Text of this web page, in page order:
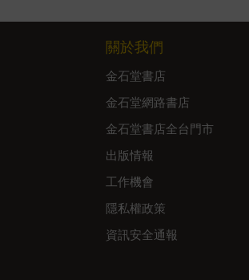
關於我們
金石堂書店
金石堂網路書店
金石堂書店全台門市
出版情報
工作機會
隱私權政策
資訊安全通報